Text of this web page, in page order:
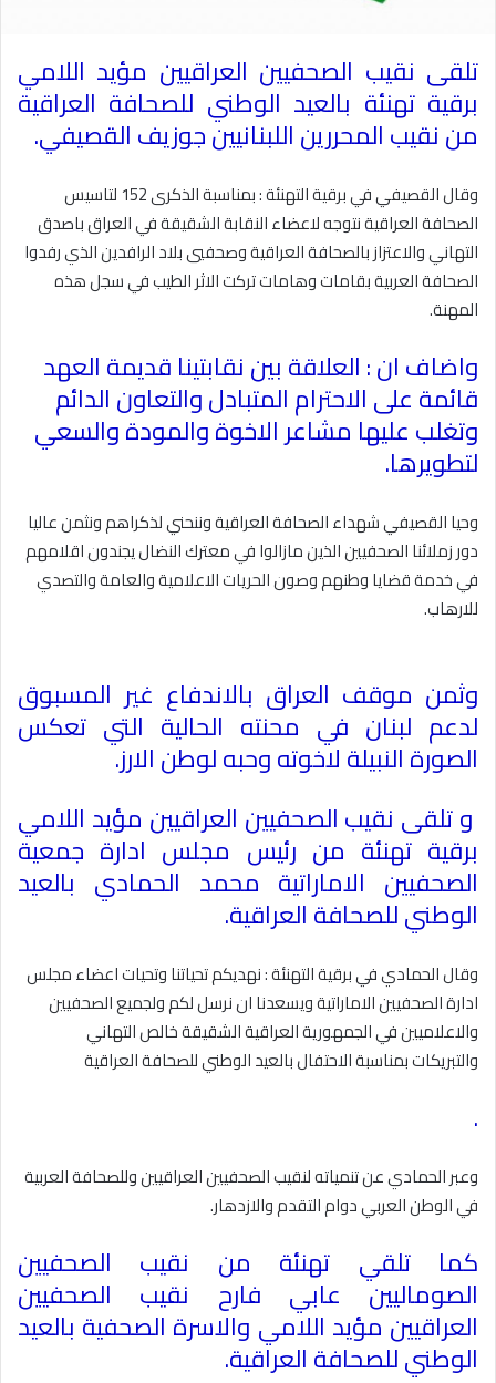
تلقى نقيب الصحفيين العراقيين مؤيد اللامي
برقية تهنئة بالعيد الوطني للصحافة العراقية
من نقيب المحررين اللبنانيين جوزيف القصيفي.
وقال القصيفي في برقية التهنئة : بمناسبة الذكرى 152 لتاسيس
الصحافة العراقية نتوجه لاعضاء النقابة الشقيقة في العراق باصدق
التهاني والاعتزاز بالصحافة العراقية وصحفيي بلاد الرافدين الذي رفدوا
الصحافة العربية بقامات وهامات تركت الاثر الطيب في سجل هذه
المهنة.
واضاف ان : العلاقة بين نقابتينا قديمة العهد
قائمة على الاحترام المتبادل والتعاون الدائم
وتغلب عليها مشاعر الاخوة والمودة والسعي
لتطويرها.
وحيا القصيفي شهداء الصحافة العراقية وننحني لذكراهم ونثمن عاليا
دور زملائنا الصحفيين الذين مازالوا في معترك النضال يجندون اقلامهم
في خدمة قضايا وطنهم وصون الحريات الاعلامية والعامة والتصدي
للارهاب.
وثمن موقف العراق بالاندفاع غير المسبوق
لدعم لبنان في محنته الحالية التي تعكس
الصورة النبيلة لاخوته وحبه لوطن الارز.
و تلقى نقيب الصحفيين العراقيين مؤيد اللامي
برقية تهنئة من رئيس مجلس ادارة جمعية
الصحفيين الاماراتية محمد الحمادي بالعيد
الوطني للصحافة العراقية.
وقال الحمادي في برقية التهنئة : نهديكم تحياتنا وتحيات اعضاء مجلس
ادارة الصحفيين الاماراتية ويسعدنا ان نرسل لكم ولجميع الصحفيين
والاعلاميين في الجمهورية العراقية الشقيقة خالص التهاني
والتبريكات بمناسبة الاحتفال بالعيد الوطني للصحافة العراقية
.
وعبر الحمادي عن تنمياته لنقيب الصحفيين العراقيين وللصحافة العربية
في الوطن العربي دوام التقدم والازدهار.
كما تلقي تهنئة من نقيب الصحفيين
الصوماليين عابي فارح نقيب الصحفيين
العراقيين مؤيد اللامي والاسرة الصحفية بالعيد
الوطني للصحافة العراقية.